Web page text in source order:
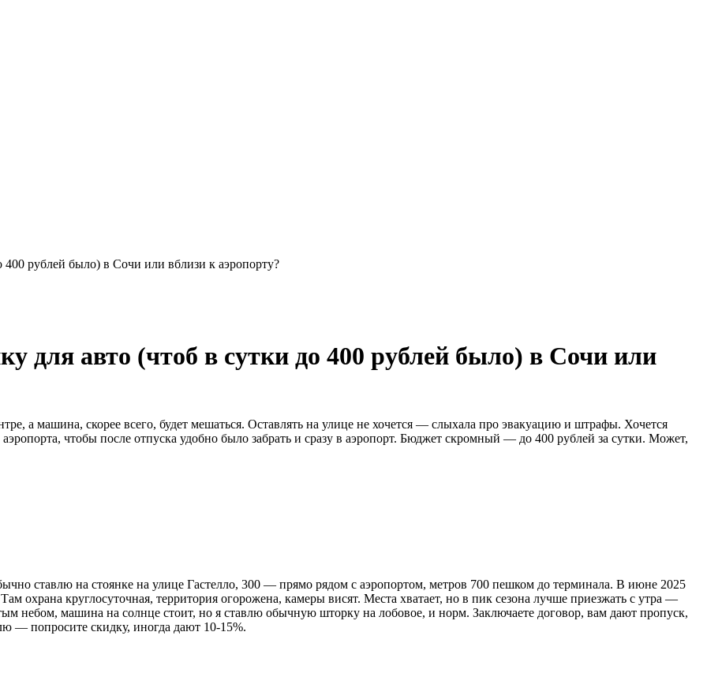
400 рублей было) в Сочи или вблизи к аэропорту?
для авто (чтоб в сутки до 400 рублей было) в Сочи или
а машина, скорее всего, будет мешаться. Оставлять на улице не хочется — слыхала про эвакуацию и штрафы. Хочется
чтобы после отпуска удобно было забрать и сразу в аэропорт. Бюджет скромный — до 400 рублей за сутки. Может,
ставлю на стоянке на улице Гастелло, 300 — прямо рядом с аэропортом, метров 700 пешком до терминала. В июне 2025
охрана круглосуточная, территория огорожена, камеры висят. Места хватает, но в пик сезона лучше приезжать с утра —
небом, машина на солнце стоит, но я ставлю обычную шторку на лобовое, и норм. Заключаете договор, вам дают пропуск,
— попросите скидку, иногда дают 10-15%.